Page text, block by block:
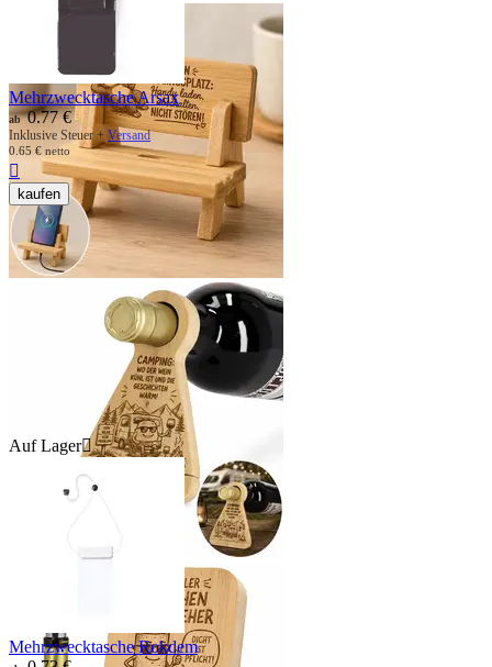
Mehrzwecktasche Arsax
ab 0.77 €
Inklusive Steuer + Versand
0.65 € netto

kaufen
Auf Lager
Mehrzwecktasche Rokdem